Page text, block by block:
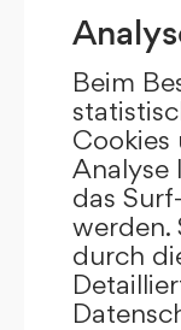
Beim
Cookies
Analyse
das
werden.
durch